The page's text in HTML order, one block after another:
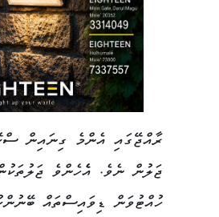
ރާއްޖޭގައި އެންމެ ގިނައިން
ޖަލުން ނެވެ. އެެހެންވެ
ހުއްޓުވަން ޑިވައިސްތައް